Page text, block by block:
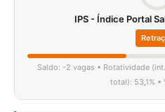
IPS - Índice Portal
Saldo: -2 vagas • Rotatividade
total): 53,1% •